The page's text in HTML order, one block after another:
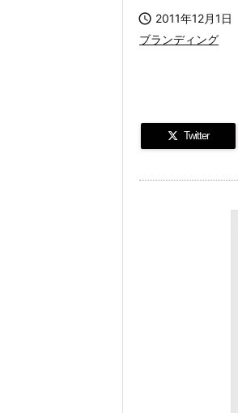
 2011年12月1日
ブランディング
Twitter